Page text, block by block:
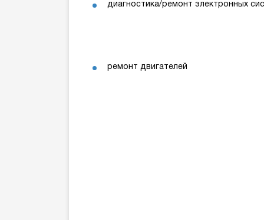
диагностика/ремонт электронных
ремонт двигателей